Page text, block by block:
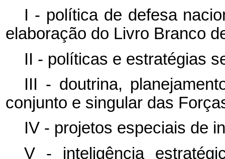
I - política de defesa
elaboração do Livro Branco
II - políticas e estratégias
III - doutrina,
conjunto e singular das
IV - projetos especiais de
V - inteligência